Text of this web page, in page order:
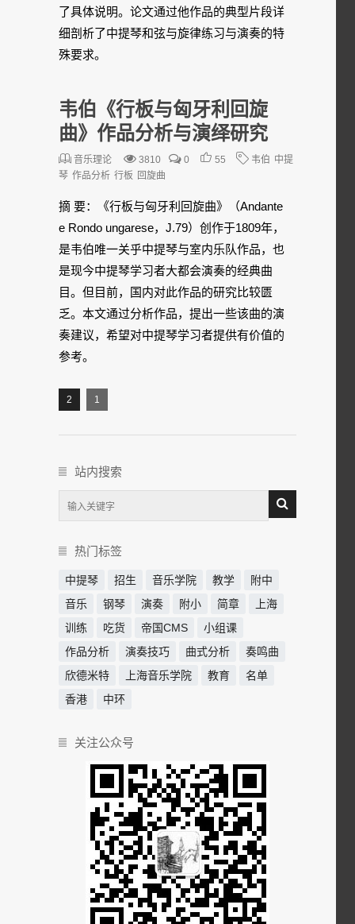
了具体说明。论文通过他作品的典型片段详
细剖析了中提琴和弦与旋律练习与演奏的特
殊要求。
韦伯《行板与匈牙利回旋
曲》作品分析与演绎研究
音乐理论 3810 0 55 韦伯 中提
琴 作品分析 行板 回旋曲
摘 要：《行板与匈牙利回旋曲》（Andante
e Rondo ungarese，J.79）创作于1809年，
是韦伯唯一关乎中提琴与室内乐队作品，也
是现今中提琴学习者大都会演奏的经典曲
目。但目前，国内对此作品的研究比较匮
乏。本文通过分析作品，提出一些该曲的演
奏建议，希望对中提琴学习者提供有价值的
参考。
2 1
站内搜索
热门标签
中提琴 招生 音乐学院 教学
附中
音乐
钢琴 演奏 附小 简章
上海
训练
吃货 帝国CMS
小组课
作品分析
演奏技巧 曲式分析
奏鸣曲
欣德米特
上海音乐学院 教育
名单
香港
中环
关注公众号